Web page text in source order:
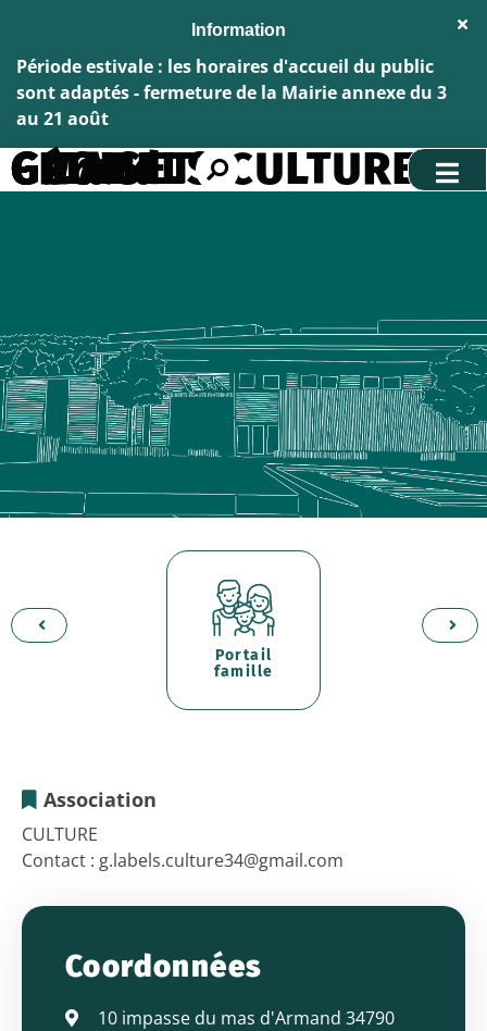
Aller à la recherche
Période estivale : les horaires d'accueil du public
sont adaptés - fermeture de la Mairie annexe du 3
au 21 août
G.LABELS.CULTURE - M. CROISET Gérard
Rechercher
sur
le
Portail
famille
Association
G.LABELS.CULTURE
-
M.
CROISET
Gérard
CULTURE
Contact : g.labels.culture34@gmail.com
Coordonnées
10 impasse du mas d'Armand 34790